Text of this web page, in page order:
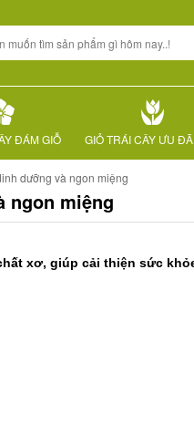
ĐÁM GIỖ GIỎ TRÁI CÂY ƯU
dưỡng và ngon miệng
ngon miệng
xơ, giúp cải thiện sức